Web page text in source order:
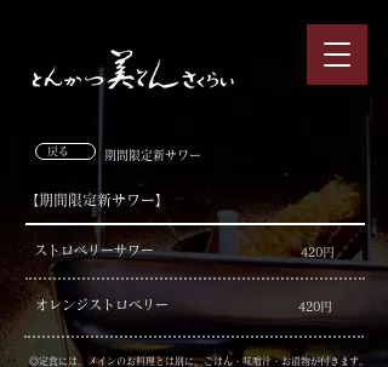
戻る ​期間限定新サワー
【期間限定新サワー】
​ストロベリーサワー ​420円
​オレンジストロベリー ​420円
​◎定食には、メインのお料理とは別に、ごはん・味噌汁・お漬物が付きます。